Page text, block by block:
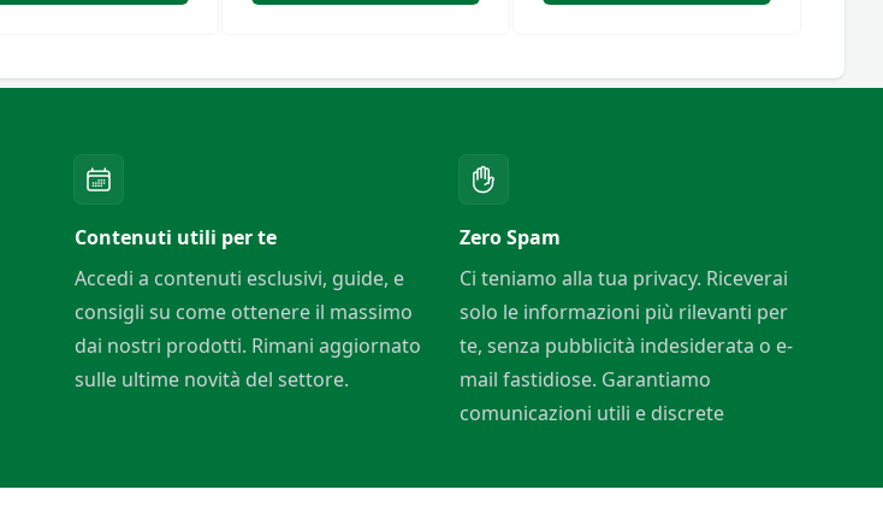
Contenuti utili per te
Accedi a contenuti esclusivi, guide, e
consigli su come ottenere il massimo
dai nostri prodotti. Rimani aggiornato
sulle ultime novità del settore.
Zero Spam
Ci teniamo alla tua privacy. Riceverai
solo le informazioni più rilevanti per
te, senza pubblicità indesiderata o e-
mail fastidiose. Garantiamo
comunicazioni utili e discrete